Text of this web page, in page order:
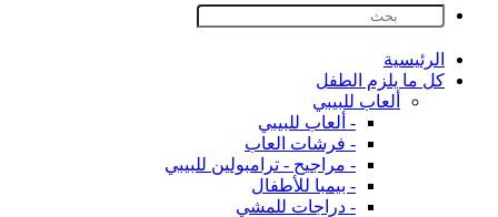
اﻟﺮﺋﻴﺴﻴﺔ
كل ما يلزم الطفل
ألعاب للبيبي
- ألعاب للبيبي
- فرشات العاب
- مراجيح - ترامبولين للبيبي
- بيمبا للأطفال
- دراجات للمشي